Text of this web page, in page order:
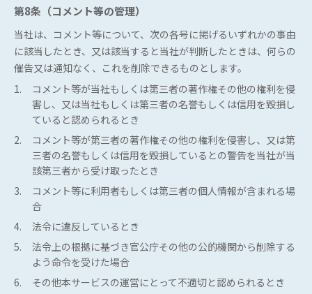
第8条（コメント等の管理）
当社は、コメント等について、次の各号に掲げるいずれかの事由
に該当したとき、又は該当すると当社が判断したときは、何らの
催告又は通知なく、これを削除できるものとします。
1.
コメント等が当社もしくは第三者の著作権その他の権利を侵
害し、又は当社もしくは第三者の名誉もしくは信用を毀損し
ていると認められるとき
2.
コメント等が第三者の著作権その他の権利を侵害し、又は第
三者の名誉もしくは信用を毀損しているとの警告を当社が当
該第三者から受け取ったとき
3.
コメント等に利用者もしくは第三者の個人情報が含まれる場
合
4.
法令に違反しているとき
5.
法令上の根拠に基づき官公庁その他の公的機関から削除する
よう命令を受けた場合
6.
その他本サービスの運営にとって不適切と認められるとき